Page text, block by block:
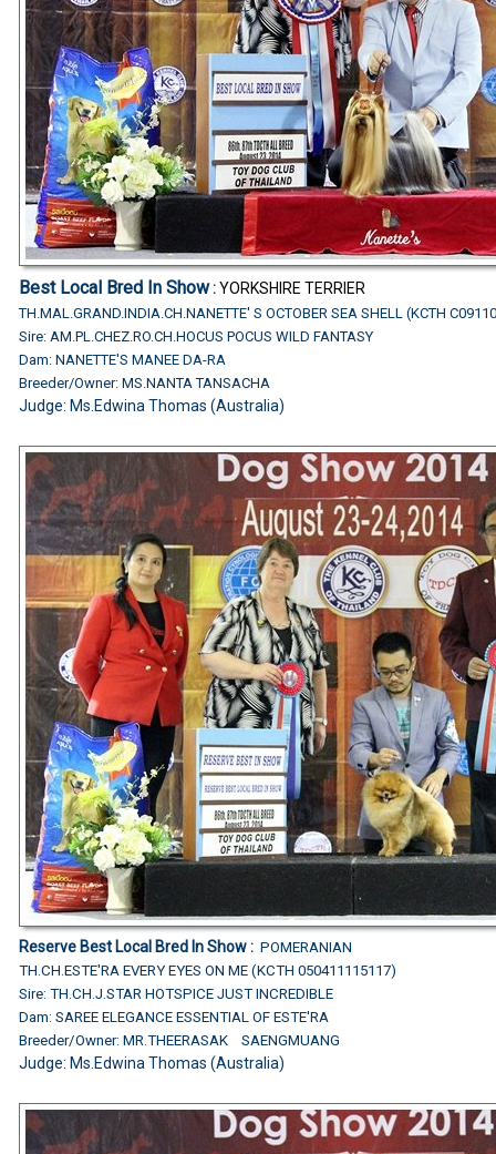
Best Local Bred In Show:YORKSHIRE TERRIER
TH.MAL.GRAND.INDIA.CH.NANETTE' S OCTOBER SEA SHELL (KCTH
Sire: AM.PL.CHEZ.RO.CH.HOCUS POCUS WILD FANTASY
Dam: NANETTE'S MANEE DA-RA
Breeder/Owner: MS.NANTA TANSACHA
Judge: Ms.Edwina Thomas (Australia)
Reserve Best Local Bred In Show : POMERANIAN
TH.CH.ESTE'RA EVERY EYES ON ME (KCTH 050411115117)
Sire: TH.CH.J.STAR HOTSPICE JUST INCREDIBLE
Dam: SAREE ELEGANCE ESSENTIAL OF ESTE'RA
Breeder/Owner: MR.THEERASAK SAENGMUANG
Judge: Ms.Edwina Thomas (Australia)